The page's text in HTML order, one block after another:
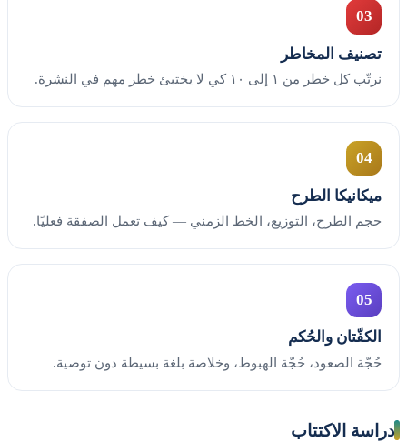
03
تصنيف المخاطر
نرتّب كل خطر من ١ إلى ١٠ كي لا يختبئ خطر مهم في النشرة.
04
ميكانيكا الطرح
حجم الطرح، التوزيع، الخط الزمني — كيف تعمل الصفقة فعليًا.
05
الكفّتان والحُكم
حُجّة الصعود، حُجّة الهبوط، وخلاصة بلغة بسيطة دون توصية.
دراسة الاكتتاب